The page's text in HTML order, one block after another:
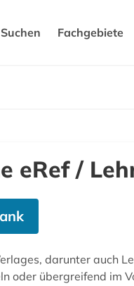
Suchen Fachgebiete
eRef /
darunter auch
oder übergreifend im